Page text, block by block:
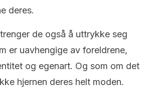
deres.
de også å uttrykke seg
er uavhengige av foreldrene,
og egenart. Og som om det
hjernen deres helt moden.